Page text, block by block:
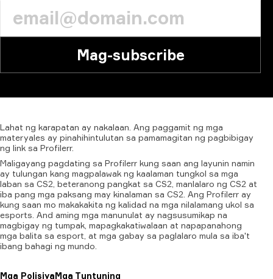
Mag-subscribe
Lahat ng karapatan ay nakalaan. Ang paggamit ng mga
materyales ay pinahihintulutan sa pamamagitan ng pagbibigay
ng link sa Profilerr.
Maligayang pagdating sa Profilerr kung saan ang layunin namin
ay tulungan kang magpalawak ng kaalaman tungkol sa mga
laban sa CS2, beteranong pangkat sa CS2, manlalaro ng CS2 at
iba pang mga paksang may kinalaman sa CS2. Ang Profilerr ay
kung saan mo makakakita ng kalidad na mga nilalamang ukol sa
esports. And aming mga manunulat ay nagsusumikap na
magbigay ng tumpak, mapagkakatiwalaan at napapanahong
mga balita sa esport, at mga gabay sa paglalaro mula sa iba't
ibang bahagi ng mundo.
Mga PolisiyaMga Tuntuning